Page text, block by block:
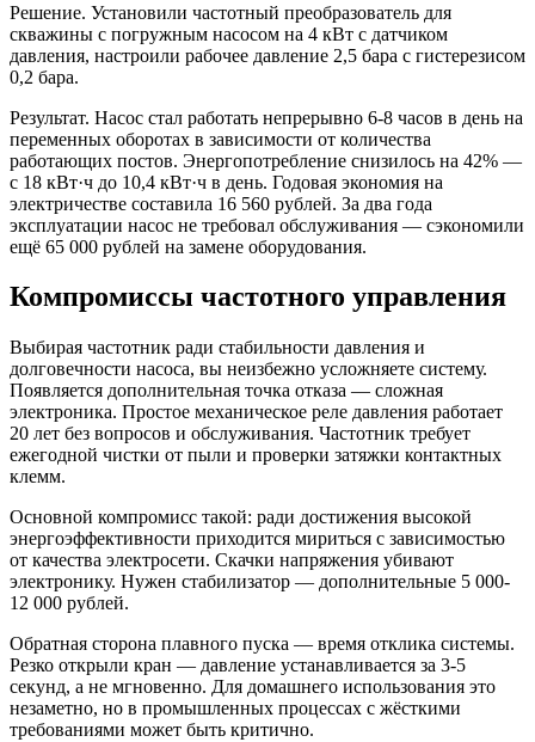
Решение. Установили частотный преобразователь для
скважины с погружным насосом на 4 кВт с датчиком
давления, настроили рабочее давление 2,5 бара с гистерезисом
0,2 бара.
Результат. Насос стал работать непрерывно 6-8 часов в день на
переменных оборотах в зависимости от количества
работающих постов. Энергопотребление снизилось на 42% —
с 18 кВт·ч до 10,4 кВт·ч в день. Годовая экономия на
электричестве составила 16 560 рублей. За два года
эксплуатации насос не требовал обслуживания — сэкономили
ещё 65 000 рублей на замене оборудования.
Компромиссы частотного управления
Выбирая частотник ради стабильности давления и
долговечности насоса, вы неизбежно усложняете систему.
Появляется дополнительная точка отказа — сложная
электроника. Простое механическое реле давления работает
20 лет без вопросов и обслуживания. Частотник требует
ежегодной чистки от пыли и проверки затяжки контактных
клемм.
Основной компромисс такой: ради достижения высокой
энергоэффективности приходится мириться с зависимостью
от качества электросети. Скачки напряжения убивают
электронику. Нужен стабилизатор — дополнительные 5 000-
12 000 рублей.
Обратная сторона плавного пуска — время отклика системы.
Резко открыли кран — давление устанавливается за 3-5
секунд, а не мгновенно. Для домашнего использования это
незаметно, но в промышленных процессах с жёсткими
требованиями может быть критично.